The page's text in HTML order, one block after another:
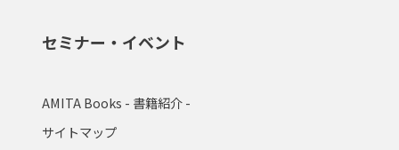
セミナー・イベント
AMITA Books - 書籍紹介 -
サイトマップ